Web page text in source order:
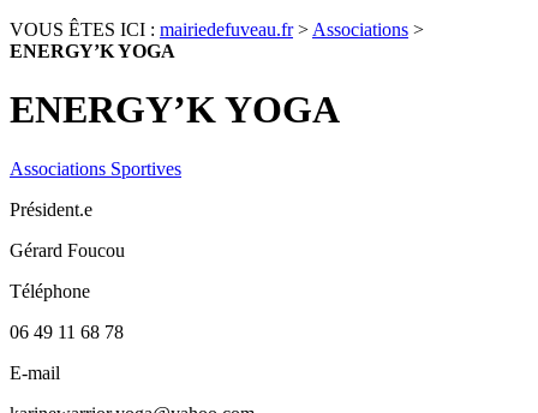
VOUS ÊTES ICI : mairiedefuveau.fr> Associations >
ENERGY’K YOGA
ENERGY’K YOGA
Associations Sportives
Président.e
Gérard Foucou
Téléphone
06 49 11 68 78
E-mail